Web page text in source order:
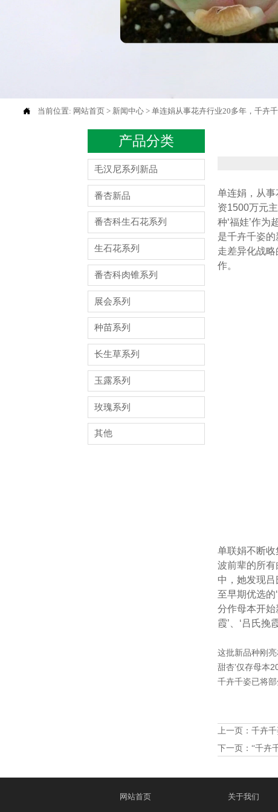
 当前位置: 网站首页> 新闻中心> 单连娟从事花卉行业20多年，千卉
产品分类
毛汉尼系列新品
番杏新品
番杏科生石花系列
生石花系列
番杏科肉锥系列
展会系列
种苗系列
长生草系列
玉露系列
玫瑰系列
其他
单连娟，从
资1500万元
种‘福娃’作
是千卉千姿
走差异化战
作。
单联娟不断
波前辈的所
中，她发现
至早期优选的
分作母本开始
霞’、‘吕氏挽
这批新品种刚
甜杏’仅存母本
千卉千姿已将
上一页：千卉
下一页：“千卉
网站首页 关于我们